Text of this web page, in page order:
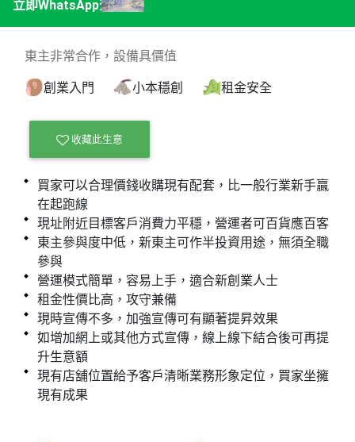
立即WhatsApp查詢
東主非常合作，設備具價值
創業入門
小本穩創 租金安全
收藏此生意
買家可以合理價錢收購現有配套，比一般行業新手贏
在起跑線
現址附近目標客戶消費力平穩，營運者可百貨應百客
東主參與度中低，新東主可作半投資用途，無須全職
參與
營運模式簡單，容易上手，適合新創業人士
租金性價比高，攻守兼備
現時宣傳不多，加強宣傳可有顯著提昇效果
如增加網上或其他方式宣傳，線上線下結合後可再提
升生意額
現有店舖位置給予客戶清晰業務形象定位，買家坐擁
現有成果